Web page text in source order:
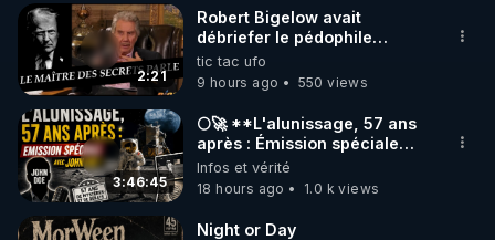
▶ 30 jours gratuit sur l’application de méditation et
de bien-être ENVOL :
Rendez-vous sur https://www.envol.app/code
le code : REGENERE
2:21
Robert Bigelow avait
débriefer le pédophile
génocidaire de donald j
trump
tic tac ufo
9 hours ago
550 views
3:46:45
🌕🚀 **L'alunissage, 57 ans
après : Émission spéciale
avec John Doe !** 👨 🚀✨
Infos et vérité
18 hours ago
1.0 k views
Night or Day